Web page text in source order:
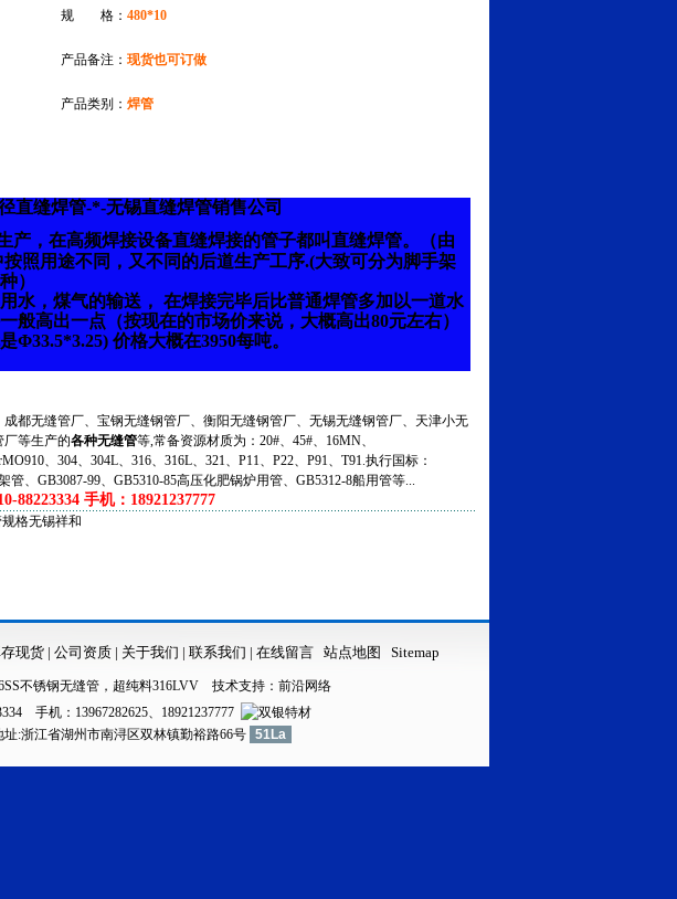
规 格： 480*10
产品备注： 现货也可订做
产品类别： 焊管
直缝焊管-*-无锡直缝焊管销售公司
，在高频焊接设备直缝焊接的管子都叫直缝焊管。（由
照用途不同，又不同的后道生产工序.(大致可分为脚手架
）
，煤气的输送， 在焊接完毕后比普通焊管多加以一道水
般高出一点（按现在的市场价来说，大概高出80元左右）
价格大概在3950每吨。
无缝管厂、宝钢无缝钢管厂、衡阳无缝钢管厂、无锡无缝钢管厂、天津小无
等生产的各种无缝管等,常备资源材质为：20#、45#、16MN、
、304、304L、316、316L、321、P11、P22、P91、T91.执行国标：
、GB3087-99、GB5310-85高压化肥锅炉用管、GB5312-8船用管等...
88223334 手机：18921237777
格无锡祥和
现货 | 公司资质 | 关于我们 | 联系我们 | 在线留言 站点地图 Sitemap
不锈钢无缝管 ， 超纯料316LVV 技术支持： 前沿网络
手机：13967282625、18921237777
:浙江省湖州市南浔区双林镇勤裕路66号 51La